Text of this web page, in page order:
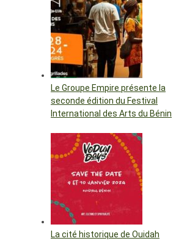
Le Groupe Empire présente la
seconde édition du Festival
International des Arts du Bénin
La cité historique de Ouidah